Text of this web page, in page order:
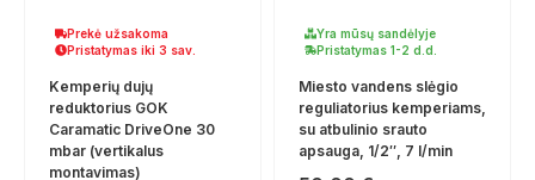
Prekė užsakoma
Pristatymas iki 3 sav.
Kemperių dujų
reduktorius GOK
Caramatic DriveOne 30
mbar (vertikalus
montavimas)
Yra mūsų sandėlyje
Pristatymas 1-2 d.d.
Miesto vandens slėgio
reguliatorius kemperiams,
su atbulinio srauto
apsauga, 1/2″, 7 l/min